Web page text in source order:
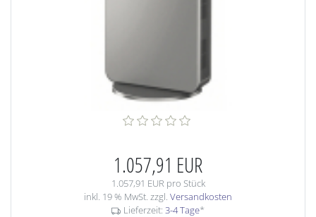
1.057,91 EUR
1.057,91 EUR pro Stück
inkl. 19 % MwSt. zzgl. Versandkosten
Lieferzeit: 3-4 Tage*